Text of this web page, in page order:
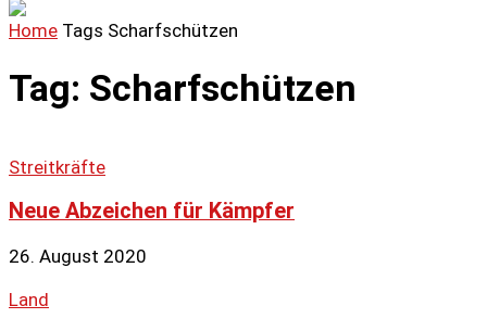
Home Tags Scharfschützen
Tag: Scharfschützen
Streitkräfte
Neue Abzeichen für Kämpfer
26. August 2020
Land